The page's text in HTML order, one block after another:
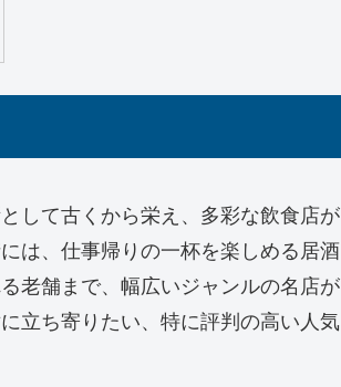
して古くから栄え、多彩な飲食店が
は、仕事帰りの一杯を楽しめる居酒
老舗まで、幅広いジャンルの名店が
立ち寄りたい、特に評判の高い人気